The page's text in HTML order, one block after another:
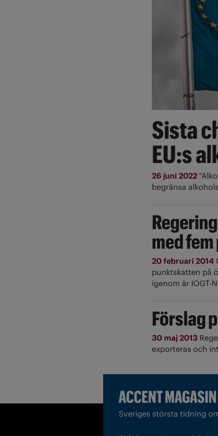
Sista
EU:s
26 juni 2022
begränsa
med
20 februari 2014
punktskatten på
igenom är IOGT-
Förslag
30 maj 2013
exporteras och
Sveriges största tidning